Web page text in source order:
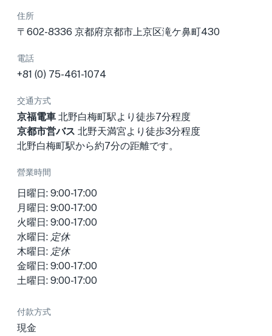
住所
〒602-8336 京都府京都市上京区滝ケ鼻町430
電話
+81 (0) 75-461-1074
交通方式
京福電車 北野白梅町駅より徒歩7分程度
京都市営バス 北野天満宮より徒歩3分程度
北野白梅町駅から約7分の距離です。
營業時間
日曜日: 9:00-17:00
月曜日: 9:00-17:00
火曜日: 9:00-17:00
水曜日: 定休
木曜日: 定休
金曜日: 9:00-17:00
土曜日: 9:00-17:00
付款方式
現金